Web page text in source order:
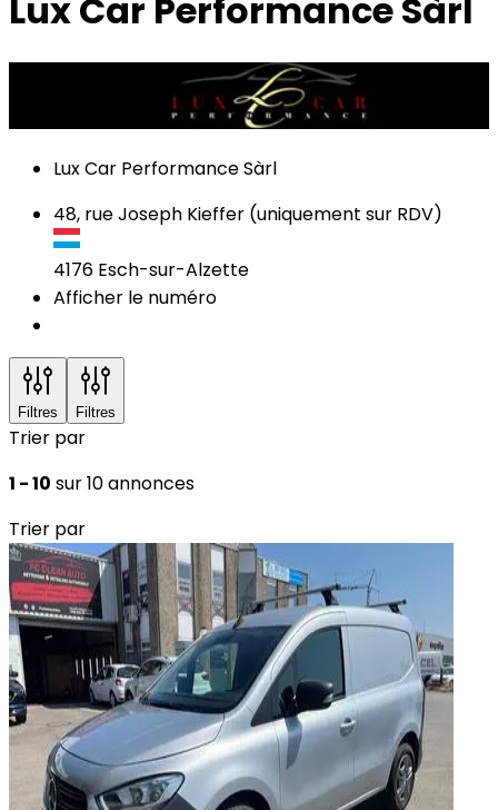
Lux Car Performance Sàrl
Lux Car Performance Sàrl
48, rue Joseph Kieffer (uniquement sur RDV)
4176 Esch-sur-Alzette
Afficher le numéro
Filtres Filtres
Trier par
1 - 10 sur 10 annonces
Trier par